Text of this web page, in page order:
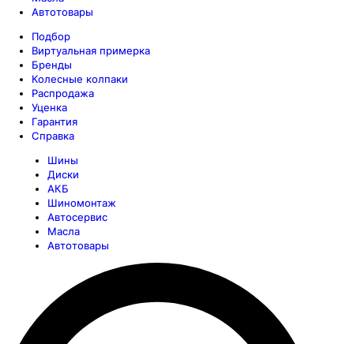
Автотовары
Подбор
Виртуальная примерка
Бренды
Колесные колпаки
Распродажа
Уценка
Гарантия
Справка
Шины
Диски
АКБ
Шиномонтаж
Автосервис
Масла
Автотовары